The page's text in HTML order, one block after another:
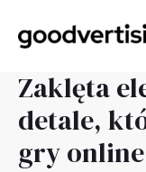
Zaklęta
detale,
gry